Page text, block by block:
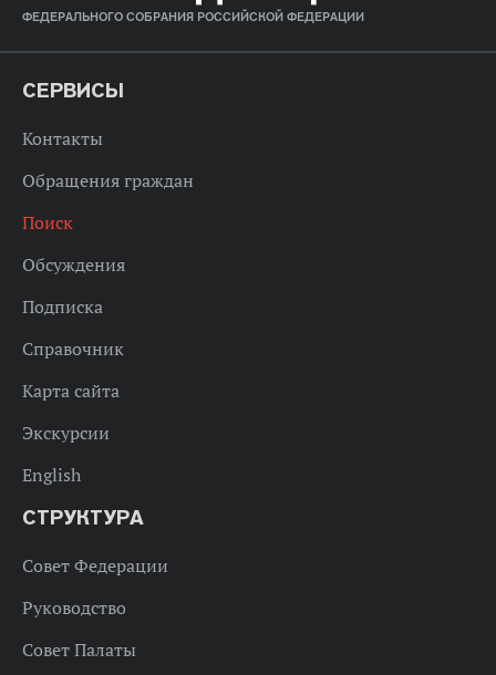
ФЕДЕРАЛЬНОГО СОБРАНИЯ РОССИЙСКОЙ ФЕДЕРАЦИИ
СЕРВИСЫ
Контакты
Обращения граждан
Поиск
Обсуждения
Подписка
Справочник
Карта сайта
Экскурсии
English
СТРУКТУРА
Совет Федерации
Руководство
Совет Палаты